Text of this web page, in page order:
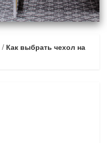
/ Как выбрать чехол на